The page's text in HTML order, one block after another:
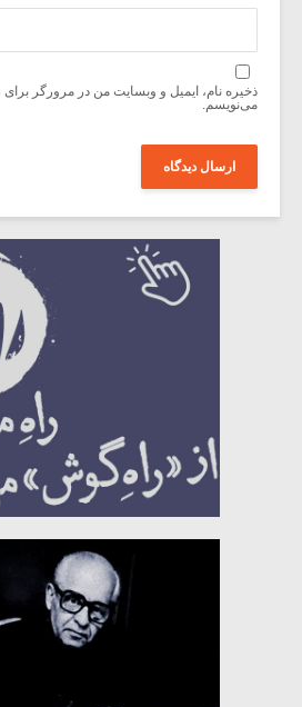
ذخیره نام، ایمیل و وبسایت من در مرورگر برای
می‌نویسم.